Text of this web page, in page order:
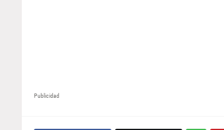
Publicidad